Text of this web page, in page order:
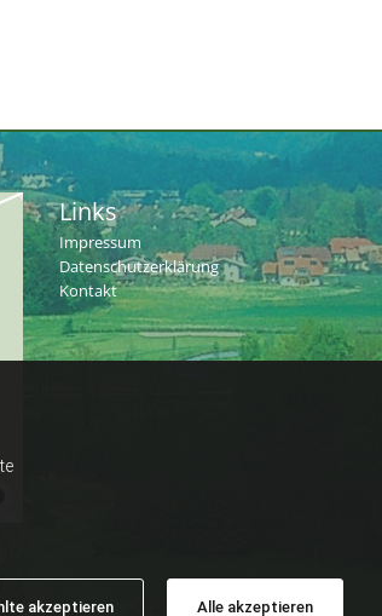
akzeptieren Alle akzeptieren
Links
Impressum
Datenschutzerklärung
Kontakt